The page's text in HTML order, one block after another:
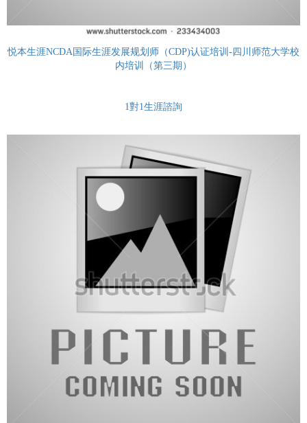
悦本生涯NCDA国际生涯发展规划师（CDP)认证培训-四川师范大学校
内培训（第三期）
1對1生涯諮詢